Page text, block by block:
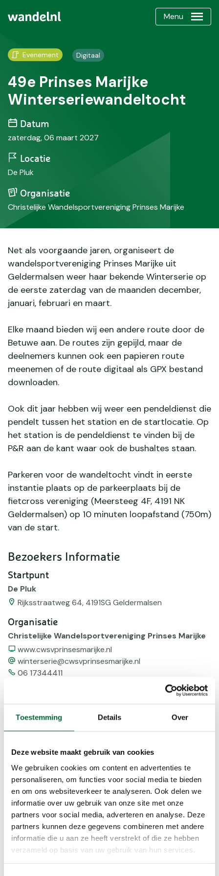
Toestemming Details Over
Deze website maakt gebruik van cookies
We gebruiken cookies om content en advertenties te
personaliseren, om functies voor social media te bieden
en om ons websiteverkeer te analyseren. Ook delen we
informatie over uw gebruik van onze site met onze
partners voor social media, adverteren en analyse. Deze
partners kunnen deze gegevens combineren met andere
informatie die u aan ze heeft verstrekt of die ze hebben
verzameld op basis van uw gebruik van hun services.
Menu
Evenement Digitaal
49e Prinses Marijke
Winterseriewandeltocht
Datum
zaterdag, 06 maart 2027
Locatie
De Pluk
Organisatie
Christelijke Wandelsportvereniging Prinses Marijke
Net als voorgaande jaren, organiseert de
wandelsportvereniging Prinses Marijke uit
Geldermalsen weer haar bekende Winterserie op
de eerste zaterdag van de maanden december,
januari, februari en maart.
Elke maand bieden wij een andere route door de
Betuwe aan. De routes zijn gepijld, maar de
deelnemers kunnen ook een papieren route
meenemen of de route digitaal als GPX bestand
downloaden.
Ook dit jaar hebben wij weer een pendeldienst die
pendelt tussen het station en de startlocatie. Op
het station is de pendeldienst te vinden bij de
P&R aan de kant waar ook de bushaltes staan.
Parkeren voor de wandeltocht vindt in eerste
instantie plaats op de parkeerplaats bij de
fietcross vereniging (Meersteeg 4F, 4191 NK
Geldermalsen) op 10 minuten loopafstand (750m)
van de start.
Bezoekers Informatie
Startpunt
De Pluk
Rijksstraatweg 64, 4191SG Geldermalsen
Organisatie
Christelijke Wandelsportvereniging Prinses Marijke
Website
www.cwsvprinsesmarijke.nl
emailwinterserie@cwsvprinsesmarijke.nl
Telefoonnummer
06 17344411
Afstanden
5,0km 09:30-12:30 uur
15,0km 09:00-12:30 uur
25,0km 08:30-11:00 uur
40,0km 07:30-09:00 uur
Bereikbaarheid
Trein
Voorzieningen